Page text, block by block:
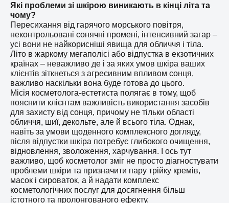
Які проблеми зі шкірою виникають в кінці літа та
чому?
Пересихання від гарячого морського повітря,
неконтрольовані сонячні промені, інтенсивний загар –
усі вони не найкорисніші явища для обличчя і тіла.
Літо в жаркому мегаполісі або відпустка в екзотичних
країнах – неважливо де і за яких умов шкіра ваших
клієнтів зіткнеться з агресивним впливом сонця,
важливо наскільки вона буде готова до цього.
Місія косметолога-естетиста полягає в тому, щоб
пояснити клієнтам важливість використання засобів
для захисту від сонця, причому не тільки області
обличчя, шиї, декольте, але й всього тіла. Однак,
навіть за умови щоденного комплексного догляду,
після відпустки шкіра потребує глибокого очищення,
відновлення, зволоження, харчування. І ось тут
важливо, щоб косметолог зміг не просто діагностувати
проблеми шкіри та призначити пару трійку кремів,
масок і сироваток, а й надати комплекс
косметологічних послуг для досягнення більш
істотного та пролонгованого ефекту.